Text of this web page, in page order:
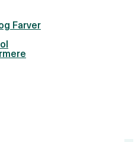
Farver